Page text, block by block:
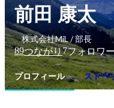
前田 康太
株式会社MiL / 部長
89つながり7フォロワー
プロフィール ストー